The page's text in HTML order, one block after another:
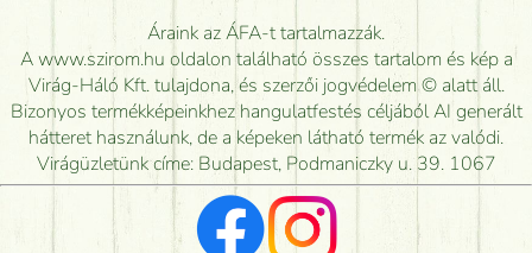
Meddig rendelhetek virágküldést úgy, hogy még ma
kiszállítsák?
Mennyire gyorsan tudják elkészíteni a csokrot, és
mikor tudják leghamarabb kiszállítani?
Vörös rózsát keresek, van önöknél?
Milyen visszajelzést kapok a virágküldésről?
Áraink az ÁFA-t tartalmazzák.
A www.szirom.hu oldalon található összes tartalom és kép a
Virág-Háló Kft. tulajdona, és szerzői jogvédelem © alatt áll.
Bizonyos termékképeinkhez hangulatfestés céljából AI generált
hátteret használunk, de a képeken látható termék az valódi.
Virágüzletünk címe: Budapest, Podmaniczky u. 39. 1067